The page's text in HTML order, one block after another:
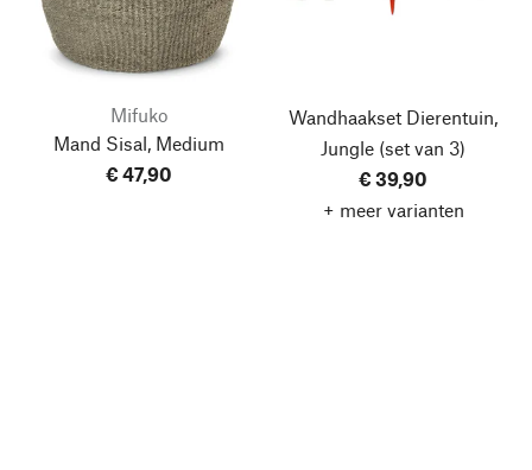
Mifuko
Mand Sisal, Medium
€ 47,90
Wandhaakset Dierentuin,
Jungle (set van 3)
€ 39,90
+ meer varianten